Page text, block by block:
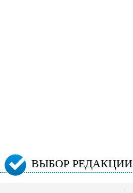
ВЫБОР РЕДАКЦИИ